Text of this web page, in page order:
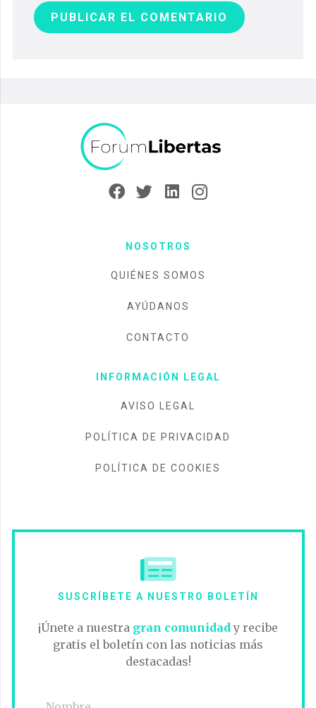
PUBLICAR EL COMENTARIO
NOSOTROS
QUIÉNES SOMOS
AYÚDANOS
CONTACTO
INFORMACIÓN LEGAL
AVISO LEGAL
POLÍTICA DE PRIVACIDAD
POLÍTICA DE COOKIES
SUSCRÍBETE A NUESTRO BOLETÍN
¡Únete a nuestra gran comunidady recibe
gratis el boletín con las noticias más
destacadas!